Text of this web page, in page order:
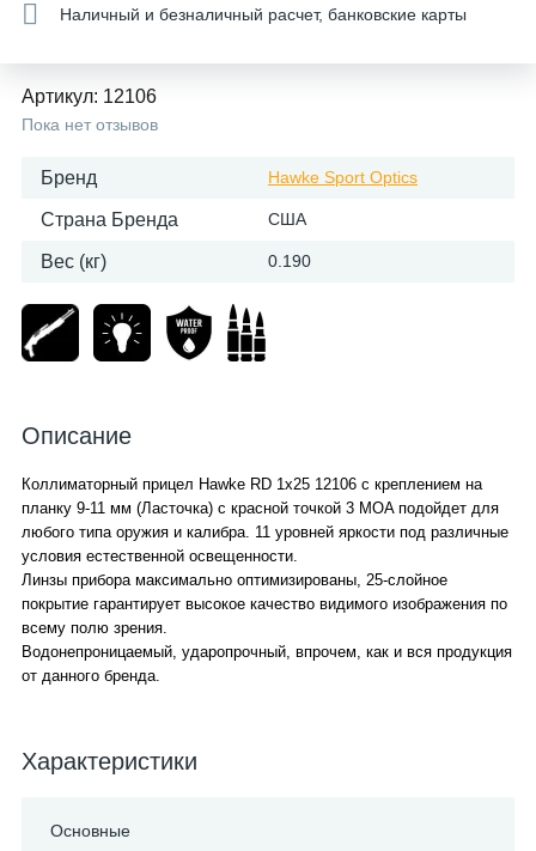
Наличный и безналичный расчет, банковские карты
Артикул: 12106
Пока нет отзывов
Бренд Hawke Sport Optics
Страна Бренда США
Вес (кг) 0.190
Описание
Коллиматорный прицел Hawke RD 1x25 12106 с креплением на
планку 9-11 мм (Ласточка) с красной точкой 3 MOA подойдет для
любого типа оружия и калибра. 11 уровней яркости под различные
условия естественной освещенности.
Линзы прибора максимально оптимизированы, 25-слойное
покрытие гарантирует высокое качество видимого изображения по
всему полю зрения.
Водонепроницаемый, ударопрочный, впрочем, как и вся продукция
от данного бренда.
Характеристики
Основные